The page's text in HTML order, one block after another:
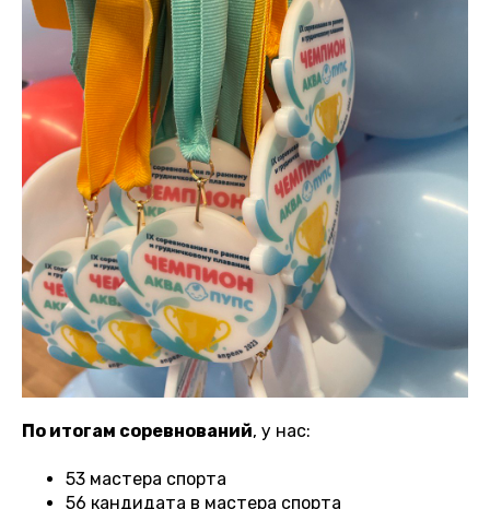
По итогам соревнований, у нас:
53 мастера спорта
56 кандидата в мастера спорта